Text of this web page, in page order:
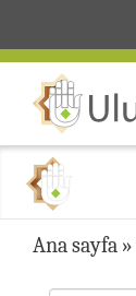
Ana sayfa »